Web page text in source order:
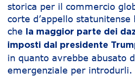
storica per il commercio
corte d’appello statunitense
che
la maggior parte dei
imposti dal presidente
in quanto avrebbe abusato
emergenziale per introdurli.